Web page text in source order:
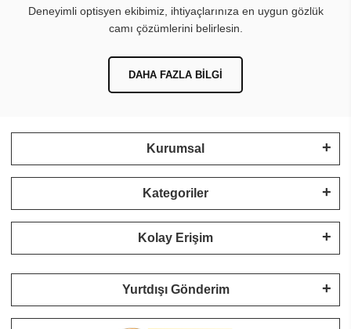
Deneyimli optisyen ekibimiz, ihtiyaçlarınıza en uygun gözlük
camı çözümlerini belirlesin.
DAHA FAZLA BILGI
Kurumsal
Kategoriler
Kolay Erişim
Yurtdışı Gönderim